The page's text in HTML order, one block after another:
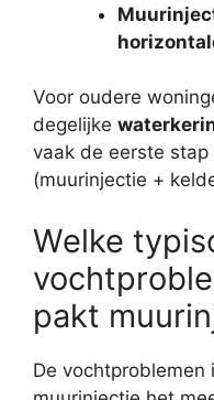
Voor oudere
degelijke
vaak de eerste stap
(muurinjectie +
Welke
pakt
De vochtproblemen